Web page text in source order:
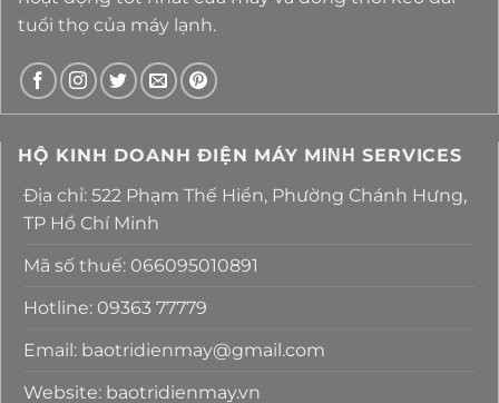
tuổi thọ của máy lạnh.
HỘ KINH DOANH ĐIỆN MÁY MΙΝΗ SERVICES
Địa chỉ: 522 Phạm Thế Hiển, Phường Chánh Hưng,
TP Hồ Chí Minh
Mã số thuế: 066095010891
Hotline: 09363 77779
Email: baotridienmay@gmail.com
Website: baotridienmay.vn